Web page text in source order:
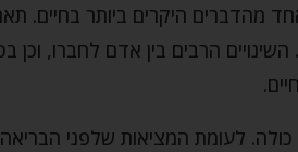
מהדברים היקרים ביותר
השינויים הרבים בין אדם לחברו,
כולה. לעומת המציאות שלפני